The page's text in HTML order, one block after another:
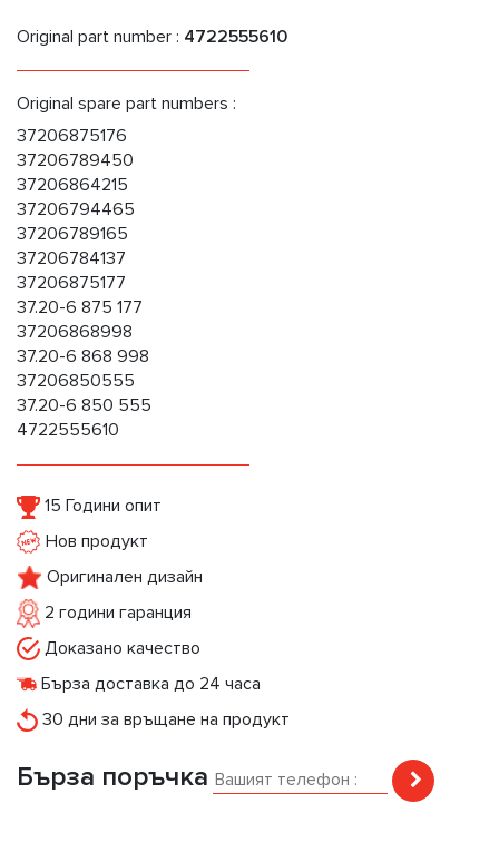
Original part number : 4722555610
Original spare part numbers :
37206875176
37206789450
37206864215
37206794465
37206789165
37206784137
37206875177
37.20-6 875 177
37206868998
37.20-6 868 998
37206850555
37.20-6 850 555
4722555610
15 Години опит
Нов продукт
Оригинален дизайн
2 години гаранция
Доказано качество
Бърза доставка до 24 часа
30 дни за връщане на продукт
Бърза поръчка